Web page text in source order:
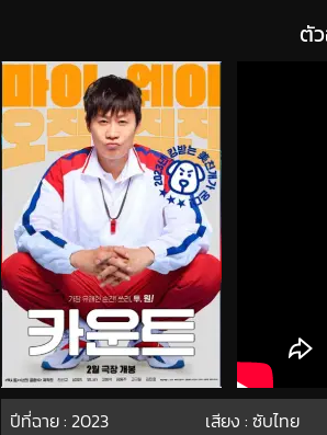
ตั
ปีที่ฉาย : 2023 เสียง : ซับไทย